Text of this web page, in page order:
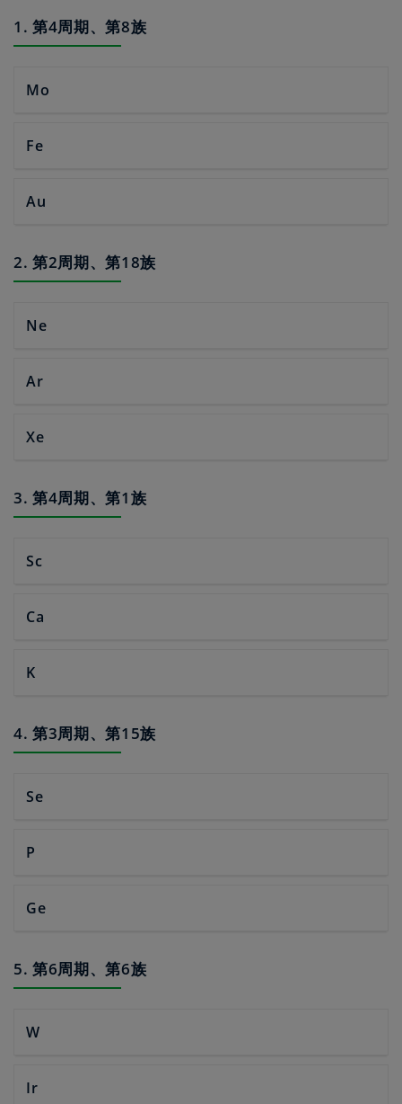
1. 第4周期、第8族
Mo
Fe
Au
2. 第2周期、第18族
Ne
Ar
Xe
3. 第4周期、第1族
Sc
Ca
K
4. 第3周期、第15族
Se
P
Ge
5. 第6周期、第6族
W
Ir